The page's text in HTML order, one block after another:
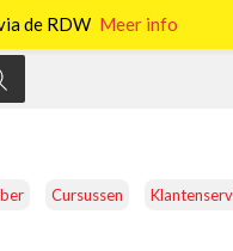
Cursussen
de RDW Meer info